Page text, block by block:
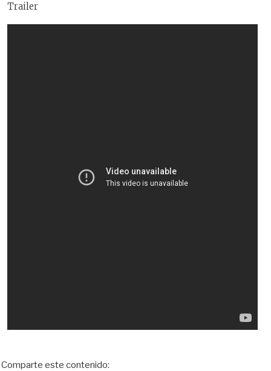
Trailer
Comparte este contenido: